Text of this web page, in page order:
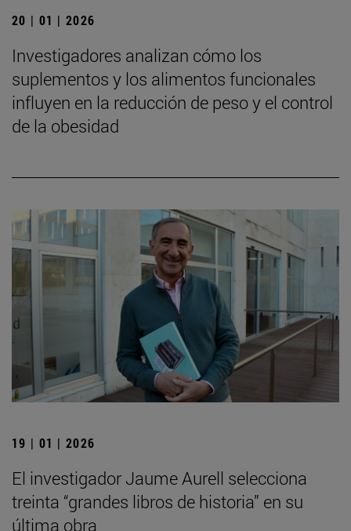
20 | 01 | 2026
Investigadores analizan cómo los
suplementos y los alimentos funcionales
influyen en la reducción de peso y el control
de la obesidad
19 | 01 | 2026
El investigador Jaume Aurell selecciona
treinta “grandes libros de historia” en su
última obra